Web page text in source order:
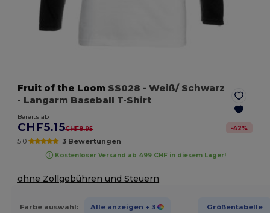
Fruit of the Loom SS028 - Weiß/ Schwarz
- Langarm Baseball T-Shirt
Bereits ab
CHF5.15CHF8.95 -42%
5.0 3 Bewertungen
Kostenloser Versand ab 499 CHF in diesem Lager!
ohne Zollgebühren und Steuern
Farbe auswahl: Alle anzeigen + 3 Größentabelle